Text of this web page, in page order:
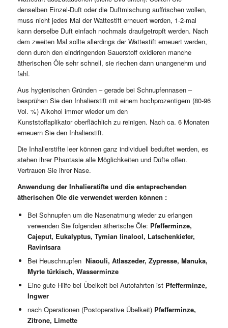
denselben Einzel-Duft oder die Duftmischung auffrischen wollen,
muss nicht jedes Mal der Wattestift erneuert werden, 1-2-mal
kann derselbe Duft einfach nochmals draufgetropft werden. Nach
dem zweiten Mal sollte allerdings der Wattestift erneuert werden,
denn durch den eindringenden Sauerstoff oxidieren manche
ätherischen Öle sehr schnell, sie riechen dann unangenehm und
fahl.
Aus hygienischen Gründen – gerade bei Schnupfennasen –
besprühen Sie den Inhalierstift mit einem hochprozentigem (80-96
Vol. %) Alkohol immer wieder um den
Kunststoffaplikator oberflächlich zu reinigen. Nach ca. 6 Monaten
erneuern Sie den Inhalierstift.
Die Inhalierstifte leer können ganz individuell beduftet werden, es
stehen ihrer Phantasie alle Möglichkeiten und Düfte offen.
Vertrauen Sie ihrer Nase.
Anwendung der Inhalierstifte und die entsprechenden
ätherischen Öle die verwendet werden können :
Bei Schnupfen um die Nasenatmung wieder zu erlangen
verwenden Sie folgenden ätherische Öle: Pfefferminze,
Cajeput, Eukalyptus, Tymian linalool, Latschenkiefer,
Ravintsara
Bei Heuschnupfen Niaouli, Atlaszeder, Zypresse, Manuka,
Myrte türkisch, Wasserminze
Eine gute Hilfe bei Übelkeit bei Autofahrten ist Pfefferminze,
Ingwer
nach Operationen (Postoperative Übelkeit) Pfefferminze,
Zitrone, Limette